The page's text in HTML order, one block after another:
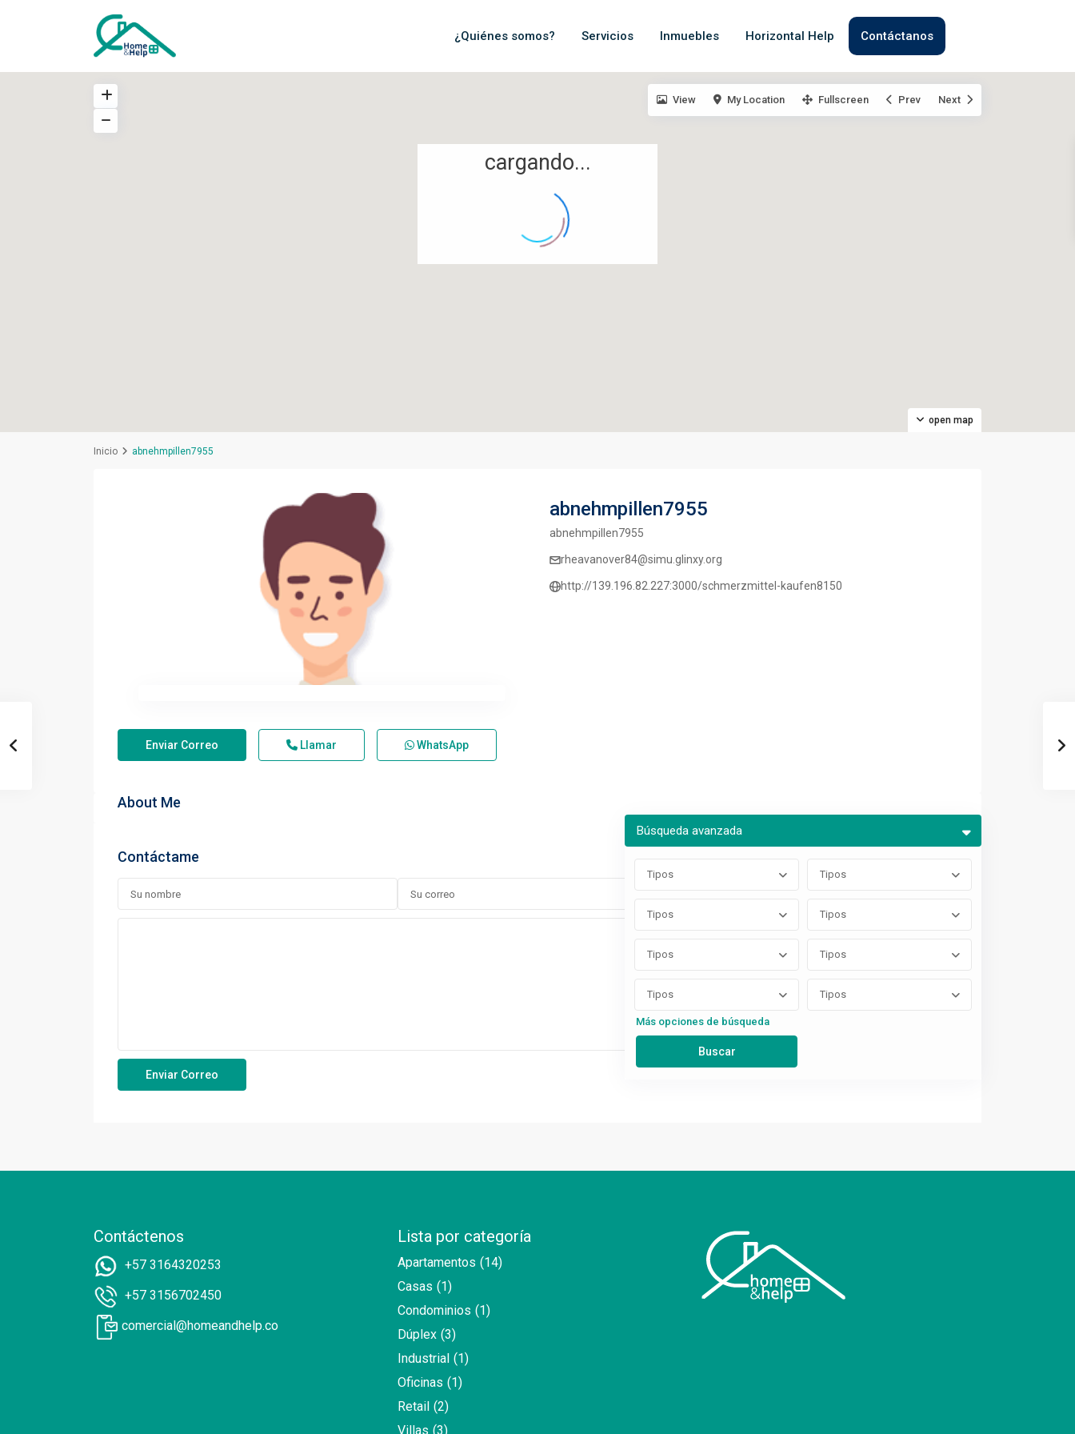
¿Quiénes somos? Servicios Inmuebles Horizontal Help Contáctanos
cargando...
open map
View My Location Fullscreen Prev Next
Búsqueda avanzada
Tipos Tipos
Tipos Tipos
Tipos Tipos
Tipos Tipos
Más opciones de búsqueda
Inicio abnehmpillen7955
abnehmpillen7955
abnehmpillen7955
rheavanover84@simu.glinxy.org
http://139.196.82.227:3000/schmerzmittel-kaufen8150
Enviar Correo Llamar WhatsApp
About Me
Contáctame
Contáctenos
+57 3164320253
+57 3156702450
comercial@homeandhelp.co
Lista por categoría
Apartamentos (14)
Casas (1)
Condominios (1)
Dúplex (3)
Industrial (1)
Oficinas (1)
Retail (2)
Villas (3)